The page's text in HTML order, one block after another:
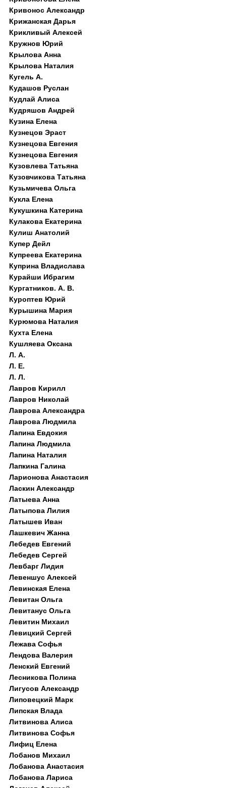
Кривонос Александр
Крижанская Дарья
Крикливый Алексей
Кружнов Юрий
Крылова Анна
Крылова Наталия
Кугель А.
Кудашов Руслан
Кудлай Алиса
Кудряшов Андрей
Кузина Елена
Кузнецов Эраст
Кузнецова Евгения
Кузнецова Евгения
Кузовлева Татьяна
Кузовчикова Татьяна
Кузьмичева Ольга
Кукла Елена
Кукушкина Катерина
Кулакова Екатерина
Кулиш Анатолий
Купер Дейл
Купреева Екатерина
Куприна Владислава
Курайши Ибрагим
Кургатников. А. В.
Куроптев Юрий
Курышина Мария
Курюмова Наталия
Кухта Елена
Кушляева Оксана
Л. А.
Л. Е.
Л. Л.
Лавров Кирилл
Лавров Николай
Лаврова Александра
Лаврова Людмила
Лапина Евдокия
Лапина Людмила
Лапина Наталия
Лапкина Галина
Ларионова Анастасия
Ласкин Александр
Латыева Анна
Латыпова Лилия
Латышев Иван
Лашкевич Жанна
Лебедев Евгений
Лебедев Сергей
Левбарг Лидия
Левеншус Алексей
Левинская Елена
Левитан Ольга
Левитанус Ольга
Левитин Михаил
Левицкий Сергей
Лежава Софья
Лендова Валерия
Ленский Евгений
Лесникова Полина
Лигусов Александр
Липовецкий Марк
Липская Влада
Литвинова Алиса
Литвинова Софья
Лифиц Елена
Лобанов Михаил
Лобанова Анастасия
Лобанова Лариса